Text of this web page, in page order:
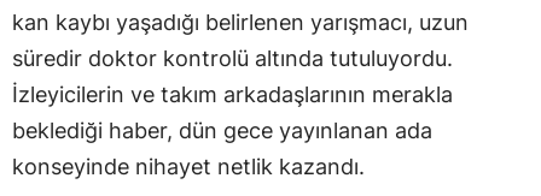
kan kaybı yaşadığı belirlenen yarışmacı, uzun
süredir doktor kontrolü altında tutuluyordu.
İzleyicilerin ve takım arkadaşlarının merakla
beklediği haber, dün gece yayınlanan ada
konseyinde nihayet netlik kazandı.